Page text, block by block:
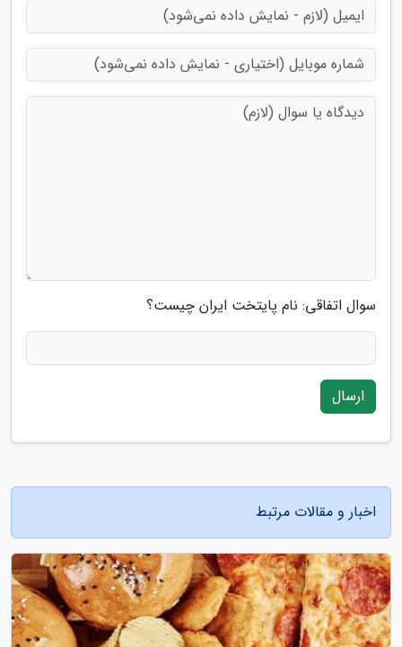
سوال اتفاقی: نام پایتخت ایران چیست؟
ارسال
اخبار و مقالات مرتبط